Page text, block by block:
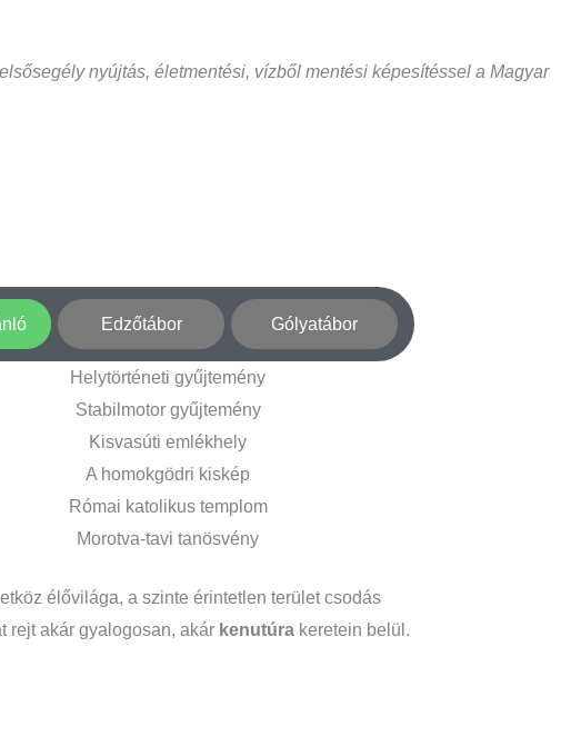
nyújtás, életmentési, vízből mentési képesítéssel a Magyar
Edzőtábor Gólyatábor
Helytörténeti gyűjtemény
Stabilmotor gyűjtemény
Kisvasúti emlékhely
A homokgödri kiskép
Római katolikus templom
Morotva-tavi tanösvény
élővilága, a szinte érintetlen terület csodás
rejt akár gyalogosan, akár kenutúrakeretein belül.